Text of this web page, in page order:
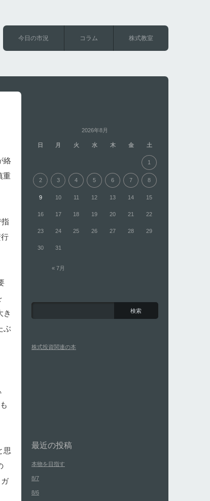
今日の市況 コラム 株式教室
絡
重
き
ぶ
思
2026年8月
日 月 火 水 木 金 土
« 7月
1
2 3 4 5 6 7 8
9 10 11 12 13 14 15
16 17 18 19 20 21 22
23 24 25 26 27 28 29
30 31
株式投資関連の本
最近の投稿
本物を目指す
8/7
8/6